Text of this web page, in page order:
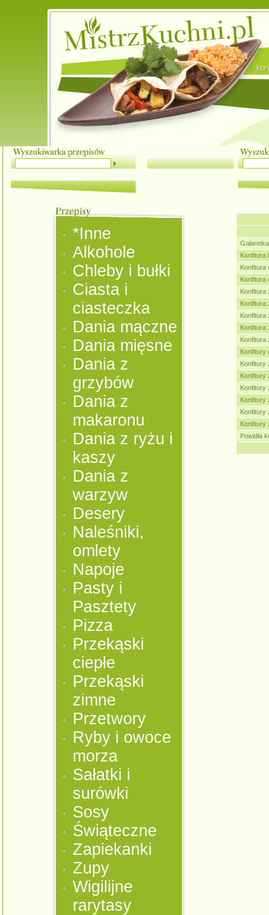
*Inne
Alkohole
Chleby i bułki
Ciasta i
ciasteczka
Dania mączne
Dania mięsne
Dania z
grzybów
Dania z
makaronu
Dania z ryżu i
kaszy
Dania z
warzyw
Desery
Naleśniki,
omlety
Napoje
Pasty i
Pasztety
Pizza
Przekąski
ciepłe
Przekąski
zimne
Przetwory
Ryby i owoce
morza
Sałatki i
surówki
Sosy
Świąteczne
Zapiekanki
Zupy
Wigilijne
rarytasy
Konfitura
Konfitura
Konfitura
Konfitura
Konfitura
Konfitura
Konfitura
Konfitura
Konfitury
Konfitury
Konfitury
Konfitury
Konfitury
Konfitury
Konfitury
Powidła